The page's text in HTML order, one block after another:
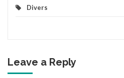
Divers
Leave a Reply